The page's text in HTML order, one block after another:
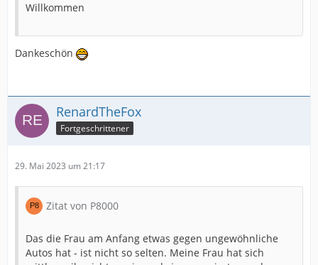
Willkommen
Dankeschön
RenardTheFox
Fortgeschrittener
29. Mai 2023 um 21:17
Zitat von P8000
Das die Frau am Anfang etwas gegen ungewöhnliche
Autos hat - ist nicht so selten. Meine Frau hat sich